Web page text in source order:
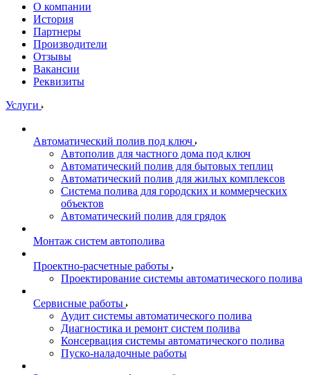
О компании
История
Партнеры
Производители
Отзывы
Вакансии
Реквизиты
Услуги
Автоматический полив под ключ
Автополив для частного дома под ключ
Автоматический полив для бытовых теплиц
Автоматический полив для жилых комплексов
Система полива для городских и коммерческих
объектов
Автоматический полив для грядок
Монтаж систем автополива
Проектно-расчетные работы
Проектирование системы автоматического полива
Сервисные работы
Аудит системы автоматического полива
Диагностика и ремонт систем полива
Консервация системы автоматического полива
Пуско-наладочные работы